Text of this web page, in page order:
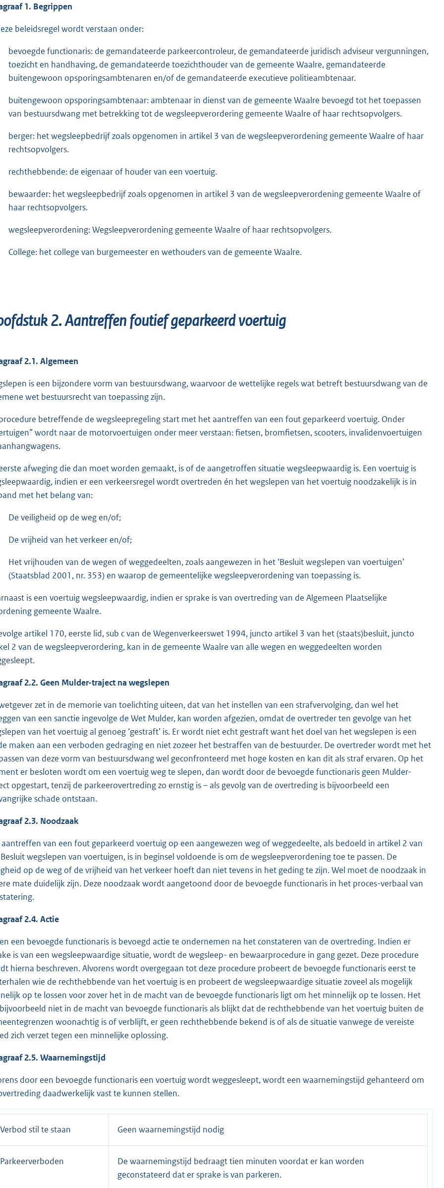
1. Begrippen
beleidsregel wordt verstaan onder:
bevoegde functionaris: de gemandateerde parkeercontroleur, de gemandateerde juridisch adviseur vergunningen,
toezicht en handhaving, de gemandateerde toezichthouder van de gemeente Waalre, gemandateerde
buitengewoon opsporingsambtenaren en/of de gemandateerde executieve politieambtenaar.
buitengewoon opsporingsambtenaar: ambtenaar in dienst van de gemeente Waalre bevoegd tot het toepassen
van bestuursdwang met betrekking tot de wegsleepverordering gemeente Waalre of haar rechtsopvolgers.
berger: het wegsleepbedrijf zoals opgenomen in artikel 3 van de wegsleepverordening gemeente Waalre of haar
rechtsopvolgers.
rechthebbende: de eigenaar of houder van een voertuig.
bewaarder: het wegsleepbedrijf zoals opgenomen in artikel 3 van de wegsleepverordening gemeente Waalre of
haar rechtsopvolgers.
wegsleepverordening: Wegsleepverordening gemeente Waalre of haar rechtsopvolgers.
College: het college van burgemeester en wethouders van de gemeente Waalre.
2. Aantreffen foutief geparkeerd voertuig
2.1. Algemeen
is een bijzondere vorm van bestuursdwang, waarvoor de wettelijke regels wat betreft bestuursdwang van de
wet bestuursrecht van toepassing zijn.
betreffende de wegsleepregeling start met het aantreffen van een fout geparkeerd voertuig. Onder
wordt naar de motorvoertuigen onder meer verstaan: fietsen, bromfietsen, scooters, invalidenvoertuigen
afweging die dan moet worden gemaakt, is of de aangetroffen situatie wegsleepwaardig is. Een voertuig is
indien er een verkeersregel wordt overtreden én het wegslepen van het voertuig noodzakelijk is in
met het belang van:
De veiligheid op de weg en/of;
De vrijheid van het verkeer en/of;
Het vrijhouden van de wegen of weggedeelten, zoals aangewezen in het ‘Besluit wegslepen van voertuigen’
(Staatsblad 2001, nr. 353) en waarop de gemeentelijke wegsleepverordening van toepassing is.
is een voertuig wegsleepwaardig, indien er sprake is van overtreding van de Algemeen Plaatselijke
gemeente Waalre.
artikel 170, eerste lid, sub c van de Wegenverkeerswet 1994, juncto artikel 3 van het (staats)besluit, juncto
2 van de wegsleepverordering, kan in de gemeente Waalre van alle wegen en weggedeelten worden
2.2. Geen Mulder-traject na wegslepen
zet in de memorie van toelichting uiteen, dat van het instellen van een strafvervolging, dan wel het
van een sanctie ingevolge de Wet Mulder, kan worden afgezien, omdat de overtreder ten gevolge van het
van het voertuig al genoeg ‘gestraft’ is. Er wordt niet echt gestraft want het doel van het wegslepen is een
maken aan een verboden gedraging en niet zozeer het bestraffen van de bestuurder. De overtreder wordt met het
van deze vorm van bestuursdwang wel geconfronteerd met hoge kosten en kan dit als straf ervaren. Op het
er besloten wordt om een voertuig weg te slepen, dan wordt door de bevoegde functionaris geen Mulder-
opgestart, tenzij de parkeerovertreding zo ernstig is – als gevolg van de overtreding is bijvoorbeeld een
schade ontstaan.
2.3. Noodzaak
van een fout geparkeerd voertuig op een aangewezen weg of weggedeelte, als bedoeld in artikel 2 van
wegslepen van voertuigen, is in beginsel voldoende is om de wegsleepverordening toe te passen. De
op de weg of de vrijheid van het verkeer hoeft dan niet tevens in het geding te zijn. Wel moet de noodzaak in
mate duidelijk zijn. Deze noodzaak wordt aangetoond door de bevoegde functionaris in het proces-verbaal van
2.4. Actie
een bevoegde functionaris is bevoegd actie te ondernemen na het constateren van de overtreding. Indien er
is van een wegsleepwaardige situatie, wordt de wegsleep- en bewaarprocedure in gang gezet. Deze procedure
hierna beschreven. Alvorens wordt overgegaan tot deze procedure probeert de bevoegde functionaris eerst te
wie de rechthebbende van het voertuig is en probeert de wegsleepwaardige situatie zoveel als mogelijk
op te lossen voor zover het in de macht van de bevoegde functionaris ligt om het minnelijk op te lossen. Het
niet in de macht van bevoegde functionaris als blijkt dat de rechthebbende van het voertuig buiten de
woonachtig is of verblijft, er geen rechthebbende bekend is of als de situatie vanwege de vereiste
zich verzet tegen een minnelijke oplossing.
2.5. Waarnemingstijd
door een bevoegde functionaris een voertuig wordt weggesleept, wordt een waarnemingstijd gehanteerd om
daadwerkelijk vast te kunnen stellen.
Verbod stil te staan Geen waarnemingstijd nodig
Parkeerverboden
De waarnemingstijd bedraagt tien minuten voordat er kan worden
geconstateerd dat er sprake is van parkeren.